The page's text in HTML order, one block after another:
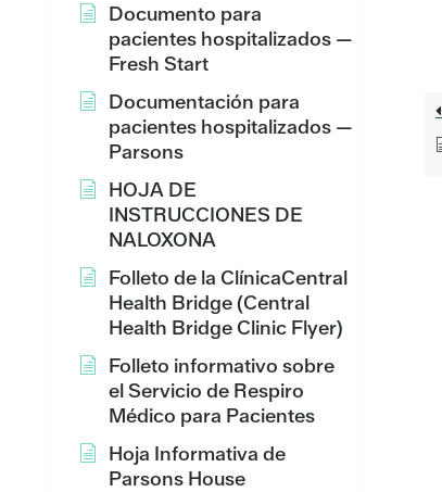
Documento para
pacientes hospitalizados —
Fresh Start
Documentación para
pacientes hospitalizados —
Parsons
HOJA DE
INSTRUCCIONES DE
NALOXONA
Folleto de la ClínicaCentral
Health Bridge (Central
Health Bridge Clinic Flyer)
Folleto informativo sobre
el Servicio de Respiro
Médico para Pacientes
Hoja Informativa de
Parsons House